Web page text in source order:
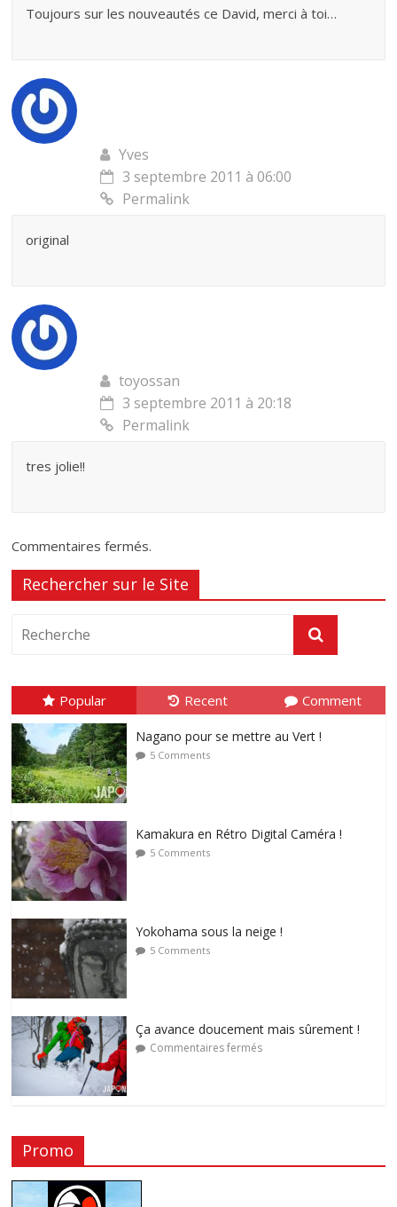
Toujours sur les nouveautés ce David, merci à toi…
Yves
3 septembre 2011 à 06:00
Permalink
original
toyossan
3 septembre 2011 à 20:18
Permalink
tres jolie!!
Commentaires fermés.
Rechercher sur le Site
Popular Recent Comment
Nagano pour se mettre au Vert !
5 Comments
Kamakura en Rétro Digital Caméra !
5 Comments
Yokohama sous la neige !
5 Comments
Ça avance doucement mais sûrement !
Commentaires fermés
Promo